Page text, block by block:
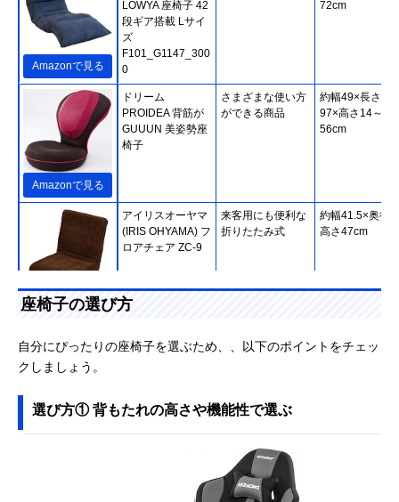
Amazonで見る
LOWYA 座椅子 42
段ギア搭載 Lサイ
ズ
F101_G1147_300
0
72cm
Amazonで見る
ドリーム
PROIDEA 背筋が
GUUUN 美姿勢座
椅子
さまざまな使い方
ができる商品
約幅49×長さ60
97×高さ14～
56cm
Amazonで見る
アイリスオーヤマ
(IRIS OHYAMA) フ
ロアチェア ZC-9
来客用にも便利な
折りたたみ式
約幅41.5×奥行
高さ47cm
MEIKOH HOME
TEC 腰の神様がく
ZMLX1-アロー
人気シリーズの第
3弾！約150cmの
幅63×奥行96～
154×高さ14～
転座椅子 Mawaru
弾力があって疲れ
にくい快適な座り
心地
座椅子の選び方
自分にぴったりの座椅子を選ぶため、、以下のポイントをチェッ
クしましょう。
選び方① 背もたれの高さや機能性で選ぶ